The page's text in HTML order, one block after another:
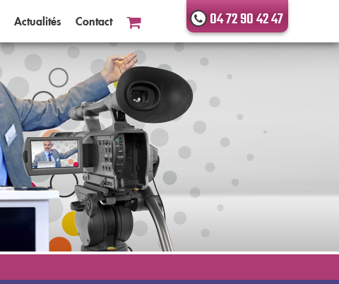
Actualités Contact 04 72 90 42 47